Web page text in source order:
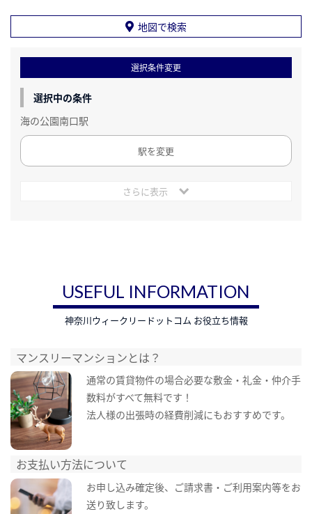
地図で検索
選択条件変更
選択中の条件
海の公園南口駅
駅を変更
さらに表示
USEFUL INFORMATION
神奈川ウィークリードットコム お役立ち情報
マンスリーマンションとは？
通常の賃貸物件の場合必要な敷金・礼金・仲介手
数料がすべて無料です！
法人様の出張時の経費削減にもおすすめです。
お支払い方法について
お申し込み確定後、ご請求書・ご利用案内等をお
送り致します。